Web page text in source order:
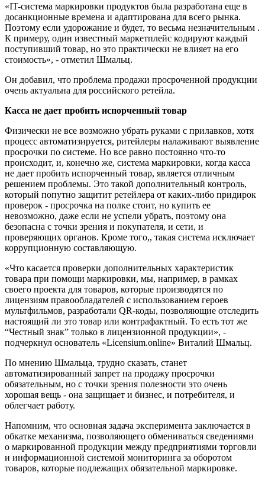
«IT-система маркировки продуктов была разработана еще в
досанкционные времена и адаптирована для всего рынка.
Поэтому если удорожание и будет, то весьма незначительным .
К примеру, один известный маркетплейс кодируют каждый
поступивший товар, но это практически не влияет на его
стоимость», - отметил Шмальц.
Он добавил, что проблема продажи просроченной продукции
очень актуальна для российского ретейла.
Касса не дает пробить испорченный товар
Физически не все возможно убрать руками с прилавков, хотя
процесс автоматизируется, ритейлеры налаживают выявление
просрочки по системе. Но все равно постоянно что-то
происходит, и, конечно же, система маркировки, когда касса
не дает пробить испорченный товар, является отличным
решением проблемы. Это такой дополнительный контроль,
который попутно защитит ретейлера от каких-либо придирок
проверок - просрочка на полке стоит, но купить ее
невозможно, даже если не успели убрать, поэтому она
безопасна с точки зрения и покупателя, и сети, и
проверяющих органов. Кроме того,, такая система исключает
коррупционную составляющую.
«Что касается проверки дополнительных характеристик
товара при помощи маркировки, мы, например, в рамках
своего проекта для товаров, которые производятся по
лицензиям правообладателей с использованием героев
мультфильмов, разработали QR-коды, позволяющие отследить
настоящий ли это товар или контрафактный. То есть тот же
“Честный знак” только в лицензионной продукции», -
подчеркнул основатель «Licensium.online» Виталий Шмальц.
По мнению Шмальца, трудно сказать, станет
автоматизированный запрет на продажу просрочки
обязательным, но с точки зрения полезности это очень
хорошая вещь - она защищает и бизнес, и потребителя, и
облегчает работу.
Напомним, что основная задача эксперимента заключается в
обкатке механизма, позволяющего обмениваться сведениями
о маркированной продукции между предприятиями торговли
и информационной системой мониторинга за оборотом
товаров, которые подлежащих обязательной маркировке.